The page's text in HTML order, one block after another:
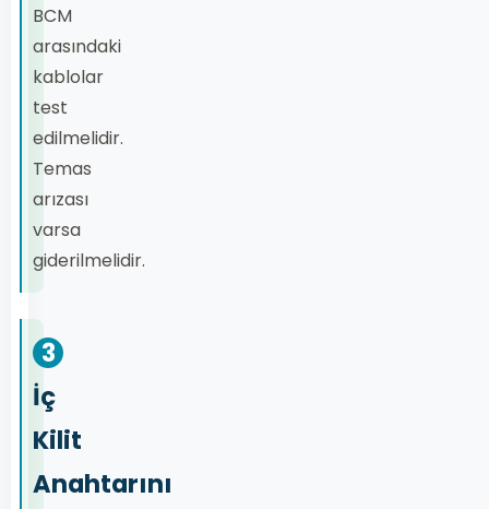
BCM
arasındaki
kablolar
test
edilmelidir.
Temas
arızası
varsa
giderilmelidir.
3
İç
Kilit
Anahtarını